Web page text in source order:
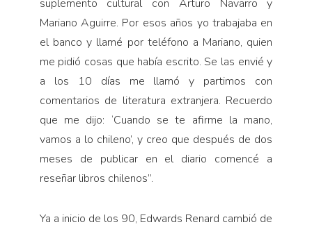
suplemento cultural con Arturo Navarro y
Mariano Aguirre. Por esos años yo trabajaba en
el banco y llamé por teléfono a Mariano, quien
me pidió cosas que había escrito. Se las envié y
a los 10 días me llamó y partimos con
comentarios de literatura extranjera. Recuerdo
que me dijo: ‘Cuando se te afirme la mano,
vamos a lo chileno’, y creo que después de dos
meses de publicar en el diario comencé a
reseñar libros chilenos”.
Ya a inicio de los 90, Edwards Renard cambió de